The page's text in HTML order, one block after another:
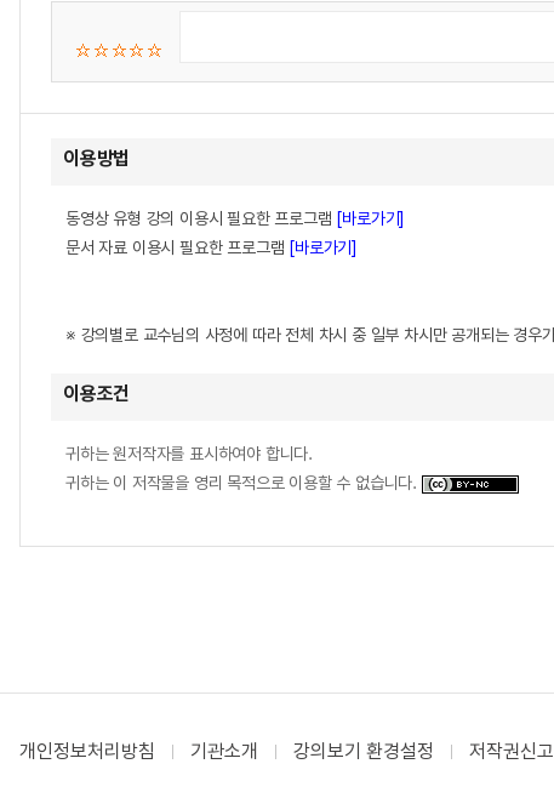
이용방법
동영상 유형 강의 이용시 필요한 프로그램 [바로가기]
문서 자료 이용시 필요한 프로그램 [바로가기]
※ 강의별로 교수님의 사정에 따라 전체 차시 중 일부 차시만 공개되는 경우
이용조건
귀하는 원저작자를 표시하여야 합니다.
귀하는 이 저작물을 영리 목적으로 이용할 수 없습니다.
개인정보처리방침 기관소개 강의보기 환경설정 저작권신고